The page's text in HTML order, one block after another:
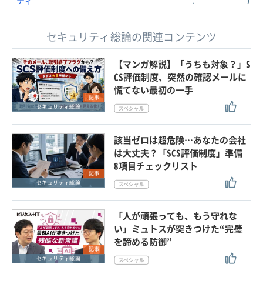
セキュリティ総論の関連コンテンツ
記事
セキュリティ総論
【マンガ解説】「うちも対象？」S
CS評価制度、突然の確認メールに
慌てない最初の一手
記事
セキュリティ総論
該当ゼロは超危険…あなたの会社
は大丈夫？「SCS評価制度」準備
8項目チェックリスト
記事
セキュリティ総論
「人が頑張っても、もう守れな
い」ミュトスが突きつけた“完璧
を諦める防御”